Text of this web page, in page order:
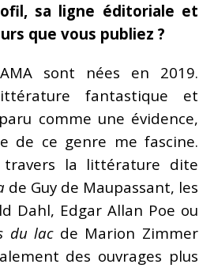
sa ligne éditoriale et
que vous publiez ?
sont nées en 2019.
fantastique et
comme une évidence,
de ce genre me fascine.
la littérature dite
de Guy de Maupassant, les
Dahl, Edgar Allan Poe ou
du lac de Marion Zimmer
des ouvrages plus